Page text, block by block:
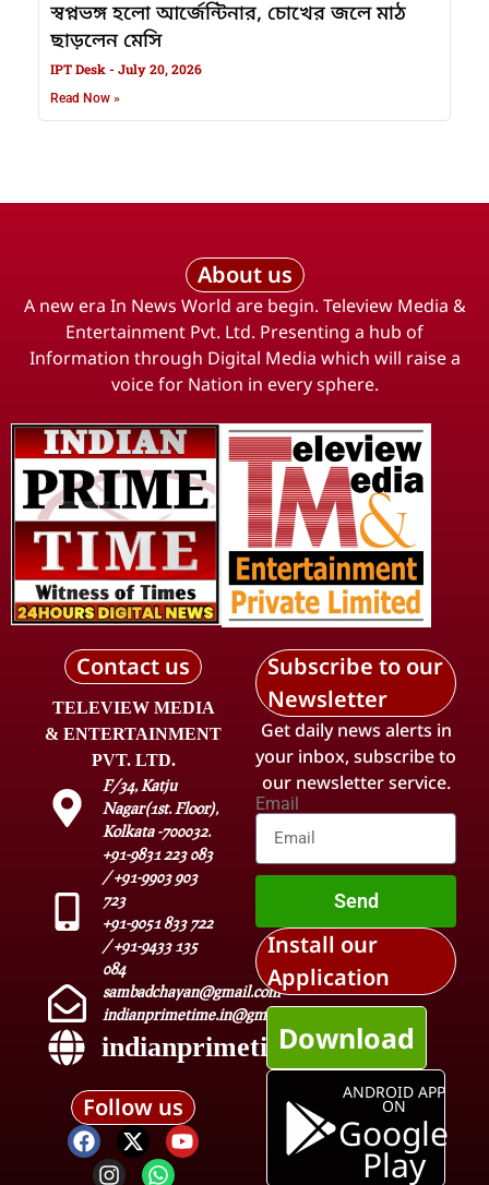
স্বপ্নভঙ্গ হলো আর্জেন্টিনার, চোখের জলে মাঠ
ছাড়লেন মেসি
IPT Desk July 20, 2026
Read Now »
About us
A new era In News World are begin. Teleview Media &
Entertainment Pvt. Ltd. Presenting a hub of
Information through Digital Media which will raise a
voice for Nation in every sphere.
Contact us
TELEVIEW MEDIA
& ENTERTAINMENT
PVT. LTD.
F/34, Katju
Nagar(1st. Floor),
Kolkata -700032.
+91-9831 223 083
/ +91-9903 903
723
+91-9051 833 722
/ +91-9433 135
084
sambadchayan@gmail.com
indianprimetime.in@gmail.com
indianprimetime.in
Follow us
Subscribe to our
Newsletter
Get daily news alerts in
your inbox, subscribe to
our newsletter service.
Email
Send
Install our
Application
Download
ANDROID APP
ON
Google
Play